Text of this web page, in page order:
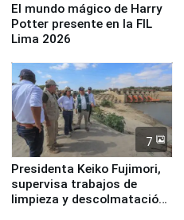
El mundo mágico de Harry
Potter presente en la FIL
Lima 2026
7
Presidenta Keiko Fujimori,
supervisa trabajos de
limpieza y descolmatación